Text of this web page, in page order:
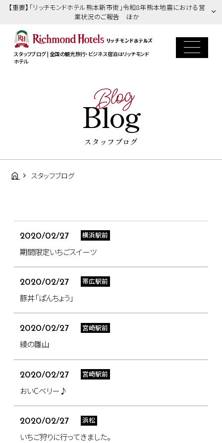
【重要】「リッチモンドホテル熊本新市街」令和8年熊本地震における営
業状況のご報告 ほか
スタッフブログ | 全国の観光旅行・ビジネス宿泊はリッチモンド
ホテル
Blog
Blog
スタッフブログ
スタッフブログ
2020/02/27 横浜駅前
期間限定いちごスイーツ
2020/02/27 帯広駅前
豚丼「ぱんちょう」
2020/02/27 宮崎駅前
綾の雛山
2020/02/27 宮崎駅前
おいCベリー♪
2020/02/27 浜松
いちご狩りに行ってきました。